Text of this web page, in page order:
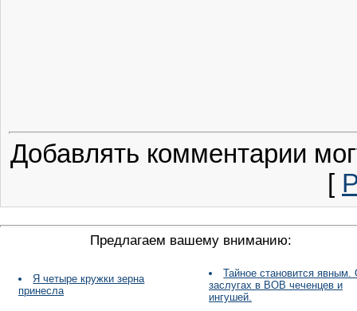
Добавлять комментарии
[
Предлагаем вашему вниманию:
Я четыре кружки зерна
принесла
Тайное становится явным.
заслугах в ВОВ чеченцев и
ингушей.